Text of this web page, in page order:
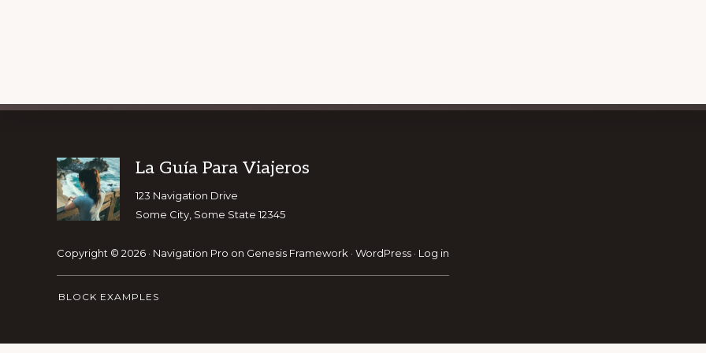
Explore
more
GET OUR TRAVEL GUIDE
Footer
La Guía Para Viajeros
123 Navigation Drive
Some City, Some State 12345
Copyright © 2026 · Navigation Pro on Genesis Framework · WordPress · Log in
BLOCK EXAMPLES